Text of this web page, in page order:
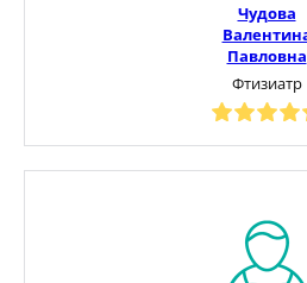
Чудова
Павловна
Фтизиатр